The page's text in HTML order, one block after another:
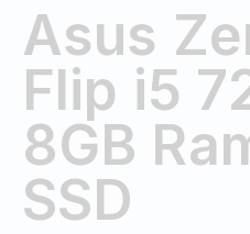
Asus
Flip i5
8GB
SSD